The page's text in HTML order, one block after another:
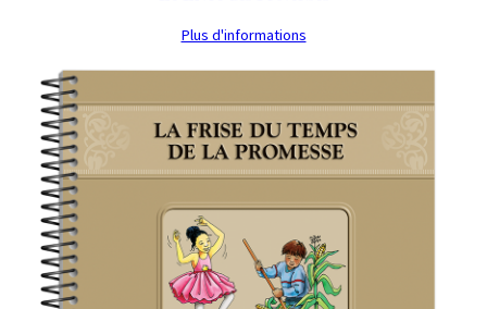
Plus d'informations